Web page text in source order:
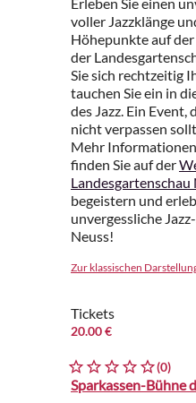
voller Jazzklänge
Höhepunkte auf
der
Sie sich rechtzeitig
tauchen Sie ein in
des Jazz. Ein
nicht verpassen
Mehr
finden Sie auf der
Landesgartenschau
begeistern und
unvergessliche
Neuss!
Zur klassischen
Tickets
20.00 €
(0)